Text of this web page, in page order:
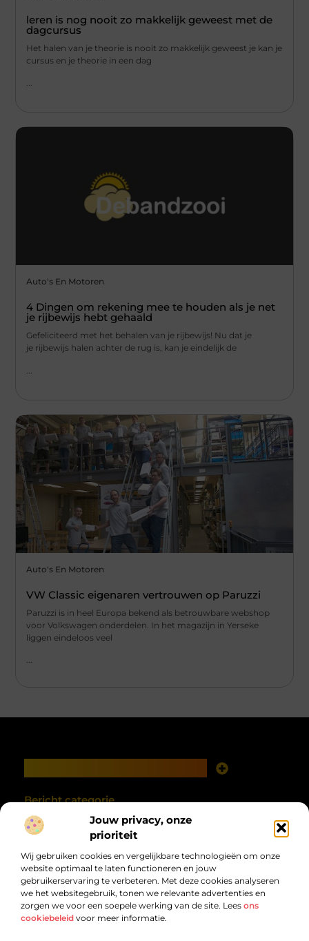
Jouw privacy, onze
prioriteit
Wij gebruiken cookies en vergelijkbare technologieën om onze
website optimaal te laten functioneren en jouw
gebruikerservaring te verbeteren. Met deze cookies analyseren
we het websitegebruik, tonen we relevante advertenties en
zorgen we voor een soepele werking van de site. Lees ons
cookiebeleid voor meer informatie.
leren is nog nooit zo makkelijk geweest met de
dagcursus
Het halen van je theorie is nooit zo makkelijk geweest je kan je
cursus en je theorie in een dag
...
Auto's En Motoren
4 Dingen om rekening mee te houden als je net
je rijbewijs hebt gehaald
Gefeliciteerd met het behalen van je rijbewijs! Nu dat je
je rijbewijs halen achter de rug is, kan je eindelijk de
Auto's En Motoren
VW Classic eigenaren vertrouwen op Paruzzi
Paruzzi is in heel Europa bekend als betrouwbare webshop
voor Volkswagen onderdelen. In het magazijn in Yerseke
liggen eindeloos veel
...
Bericht categorie
Van alles wat, voor jou verzameld.